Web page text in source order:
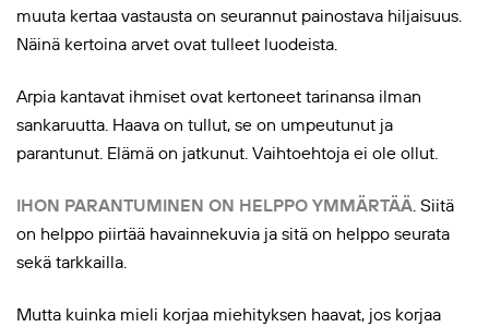
muuta kertaa vastausta on seurannut painostava hiljaisuus.
Näinä kertoina arvet ovat tulleet luodeista.
Arpia kantavat ihmiset ovat kertoneet tarinansa ilman
sankaruutta. Haava on tullut, se on umpeutunut ja
parantunut. Elämä on jatkunut. Vaihtoehtoja ei ole ollut.
IHON PARANTUMINEN ON HELPPO YMMÄRTÄÄ . Siitä
on helppo piirtää havainnekuvia ja sitä on helppo seurata
sekä tarkkailla.
Mutta kuinka mieli korjaa miehityksen haavat, jos korjaa